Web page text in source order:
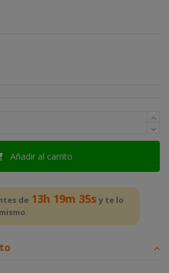
Añadir al carrito
de 13h 19m 35s y te lo